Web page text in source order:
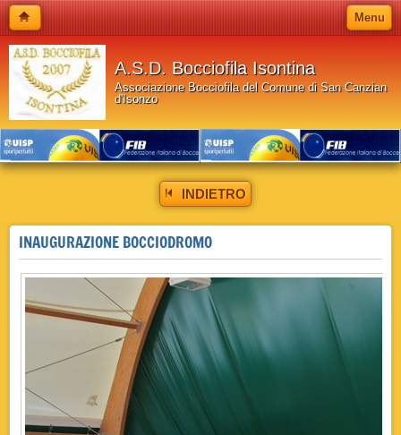
Menu
A.S.D. Bocciofila Isontina
Associazione Bocciofila del Comune di San Canzian
d'Isonzo
INDIETRO
INAUGURAZIONE BOCCIODROMO